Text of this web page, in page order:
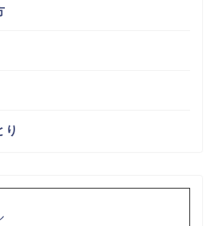
り